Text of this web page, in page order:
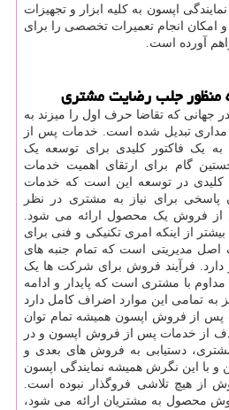
اپسون به کلیه ابزار و تجهیزات
امکان انجام تعمیرات تخصصی را برای
آورده است.
جلب رضایت مشتری
که تقاضا حرف اول را میزند به
تبدیل شده است. خدمات پس از
یک فاکتور کلیدی برای توسعه یک
گام برای ارتقای اهمیت خدمات
در توسعه این است که خدمات
برای نیاز به مشتری در نظر
از فروش یک محصول ارائه می شود.
از اینکه امری تکنیکی و فنی برای
مدیریتی است که تمام جنبه های
دارد. فرآیند فروش برای شرکت ها یک
با مشتری است که پایدار و ادامه
به تمامی این موارد اضراف کامل دارد
پس از فروش اپسون همیشه تمام توان
از خدمات پس از فروش اپسون و در
دستیابی به فروش های بعدی و
و با این نگرش همیشه نمایندگی اپسون
از هیچ تلاشی فروگذار نبوده است.
محصول به مشتریان ارائه می شود،